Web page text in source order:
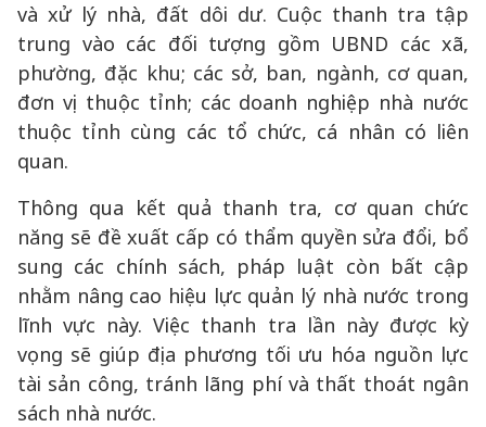
và xử lý nhà, đất dôi dư. Cuộc thanh tra tập
trung vào các đối tượng gồm UBND các xã,
phường, đặc khu; các sở, ban, ngành, cơ quan,
đơn vị thuộc tỉnh; các doanh nghiệp nhà nước
thuộc tỉnh cùng các tổ chức, cá nhân có liên
quan.
Thông qua kết quả thanh tra, cơ quan chức
năng sẽ đề xuất cấp có thẩm quyền sửa đổi, bổ
sung các chính sách, pháp luật còn bất cập
nhằm nâng cao hiệu lực quản lý nhà nước trong
lĩnh vực này. Việc thanh tra lần này được kỳ
vọng sẽ giúp địa phương tối ưu hóa nguồn lực
tài sản công, tránh lãng phí và thất thoát ngân
sách nhà nước.